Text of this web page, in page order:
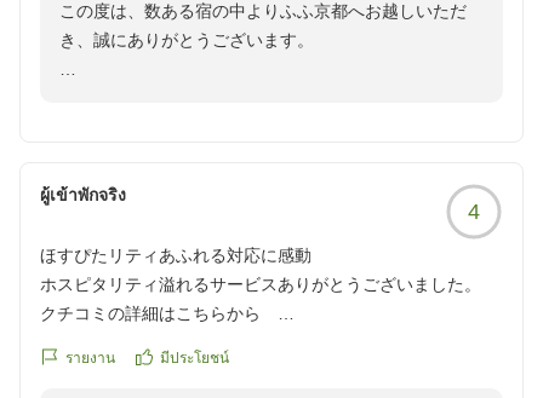
また京都へお越しの際には、ふふ京都でお迎えできます
ことを心よりお待ち申し上げております。
https://review.travel.rakuten.co.jp/hotel/voice/182642?
reviewId=33123478217242
この度は、数ある宿の中よりふふ京都へお越しいただ
き、誠にありがとうございます。
客室の檜風呂につきまして、お好きなお時間にお楽しみ
いただき、心安らぐひとときをお過ごしいただけたご様
く温泉を味わえることは、ふふ京都でのご滞在の魅力の
ผู้เข้าพักจริง
4
ほすぴたリティあふれる対応に感動
ホスピタリティ溢れるサービスありがとうございました。
クチコミの詳細はこちらから
reviewId=33123478091188
รายงาน มีประโยชน์